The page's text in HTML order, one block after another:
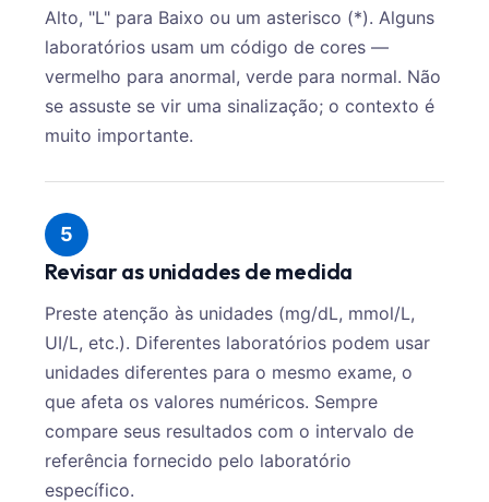
Alto, "L" para Baixo ou um asterisco (*). Alguns
laboratórios usam um código de cores —
vermelho para anormal, verde para normal. Não
se assuste se vir uma sinalização; o contexto é
muito importante.
5
Revisar as unidades de medida
Preste atenção às unidades (mg/dL, mmol/L,
UI/L, etc.). Diferentes laboratórios podem usar
unidades diferentes para o mesmo exame, o
que afeta os valores numéricos. Sempre
compare seus resultados com o intervalo de
referência fornecido pelo laboratório
específico.